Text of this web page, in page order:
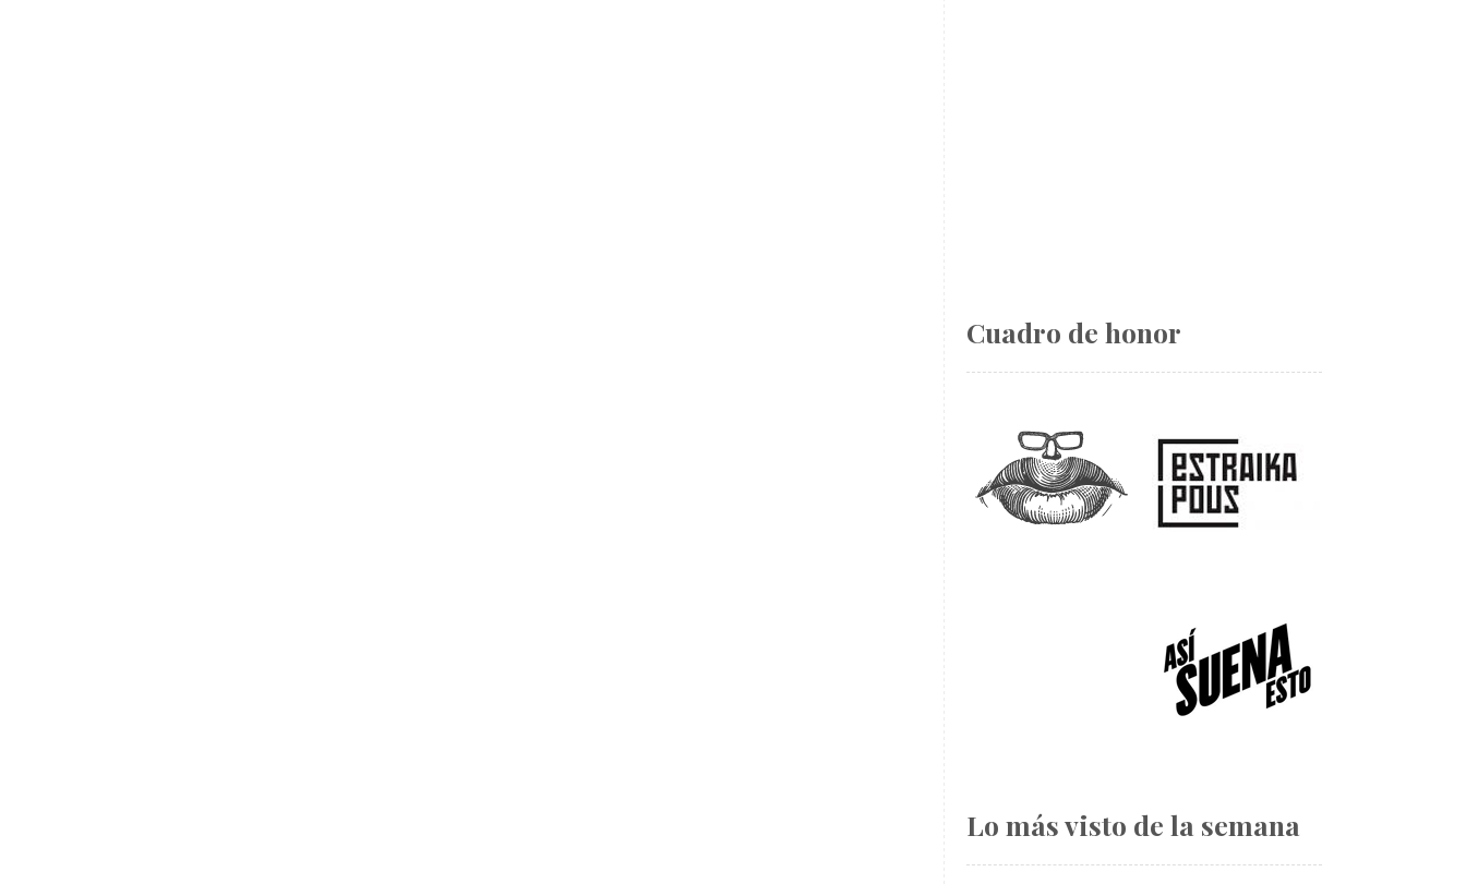
Cuadro de honor
Lo más visto de la semana